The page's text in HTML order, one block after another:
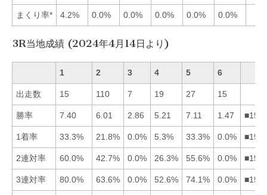
まくり率* 4.2% 0.0% 0.0% 0.0% 0.0% 0.0%
3R当地成績 (2024年4月14日より)
1 2 3 4 5 6
出走数 15 110 7 19 27 15
勝率 7.40 6.01 2.86 5.21 7.11 1.47
1着率 33.3% 21.8% 0.0% 5.3% 33.3% 0.0%
2連対率 60.0% 42.7% 0.0% 26.3% 55.6% 0.0%
3連対率 80.0% 63.6% 0.0% 52.6% 74.1% 0.0%